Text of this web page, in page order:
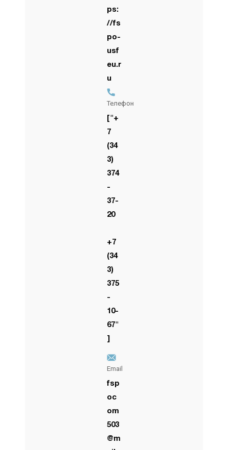
ps:
//fs
po-
usf
eu.r
u
Телефон
["+
7
(34
3)
374
-
37-
20
+7
(34
3)
375
-
10-
67"
Email
fsp
oc
om
503
@m